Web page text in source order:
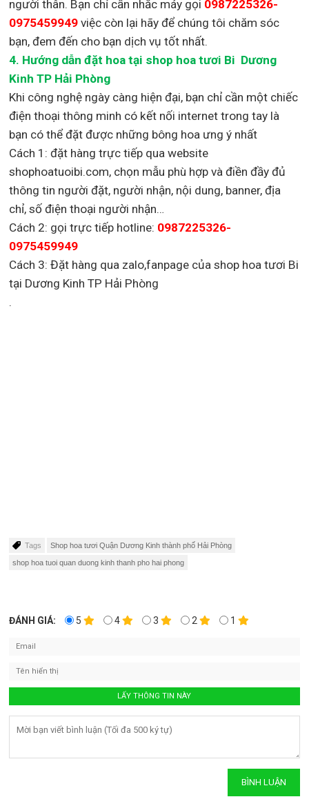
người thân. Bạn chỉ cần nhắc máy gọi 0987225326-
0975459949việc còn lại hãy để chúng tôi chăm sóc
bạn, đem đến cho bạn dịch vụ tốt nhất.
4. Hướng dẫn đặt hoa tại shop hoa tươi Bi Dương
Kinh TP Hải Phòng
Khi công nghệ ngày càng hiện đại, bạn chỉ cần một chiếc
điện thoại thông minh có kết nối internet trong tay là
bạn có thể đặt được những bông hoa ưng ý nhất
Cách 1: đặt hàng trực tiếp qua website
shophoatuoibi.com, chọn mẫu phù hợp và điền đầy đủ
thông tin người đặt, người nhận, nội dung, banner, địa
chỉ, số điện thoại người nhận…
Cách 2: gọi trực tiếp hotline: 0987225326-
0975459949
Cách 3: Đặt hàng qua zalo,fanpage của shop hoa tươi Bi
tại Dương Kinh TP Hải Phòng
.
Tags Shop hoa tươi Quận Dương Kinh thành phố Hải Phòng
shop hoa tuoi quan duong kinh thanh pho hai phong
ĐÁNH GIÁ: 5 4 3 2 1